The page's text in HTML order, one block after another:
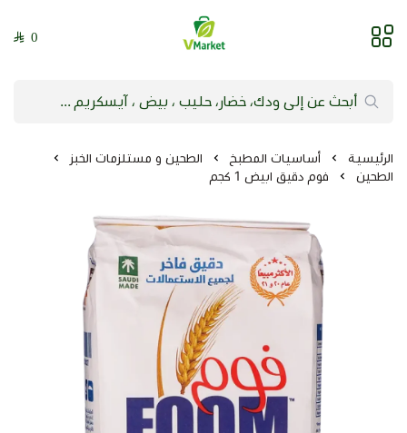
فيلج ماركت | VMarket
0
الرئيسية أساسيات المطبخ
الطحين و مستلزمات الخبز
الطحين
فوم دقيق ابيض 1 كجم